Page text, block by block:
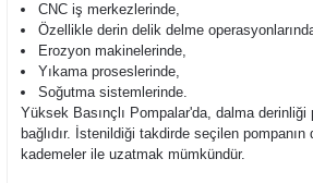
CNC iş merkezlerinde,
Özellikle derin delik delme
Erozyon makinelerinde,
Yıkama proseslerinde,
Soğutma sistemlerinde.
Yüksek Basınçlı Pompalar'da, dalma derinliği
bağlıdır. İstenildiği takdirde seçilen
kademeler ile uzatmak mümkündür.